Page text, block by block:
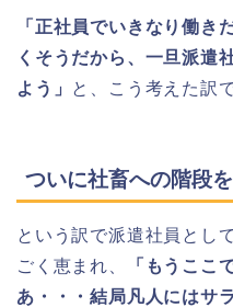
「正社員でいきなり働き
くそうだから、一旦派遣
よう」 と、こう考えた訳
ついに社畜への階段
という訳で派遣社員とし
ごく恵まれ、
「もうここ
あ・・・結局凡人にはサ